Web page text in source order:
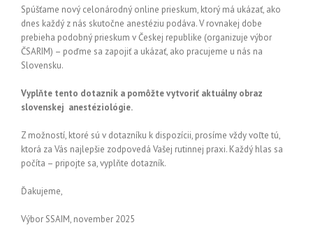
Spúšťame nový celonárodný online prieskum, ktorý má ukázať, ako
dnes každý z nás skutočne anestéziu podáva. V rovnakej dobe
prebieha podobný prieskum v Českej republike (organizuje výbor
ČSARIM) – poďme sa zapojiť a ukázať, ako pracujeme u nás na
Slovensku.
Vyplňte tento dotazník a pomôžte vytvoriť aktuálny obraz
slovenskej anestéziológie.
Z možností, ktoré sú v dotazníku k dispozícii, prosíme vždy voľte tú,
ktorá za Vás najlepšie zodpovedá Vašej rutinnej praxi. Každý hlas sa
počíta – pripojte sa, vyplňte dotazník.
Ďakujeme,
Výbor SSAIM, november 2025